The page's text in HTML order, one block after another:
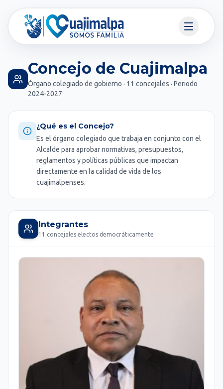
Concejo de Cuajimalpa
Órgano colegiado de gobierno · 11 concejales · Periodo
2024-2027
¿Qué es el Concejo?
Es el órgano colegiado que trabaja en conjunto con el
Alcalde para aprobar normativas, presupuestos,
reglamentos y políticas públicas que impactan
directamente en la calidad de vida de los
cuajimalpenses.
Integrantes
11 concejales electos democráticamente